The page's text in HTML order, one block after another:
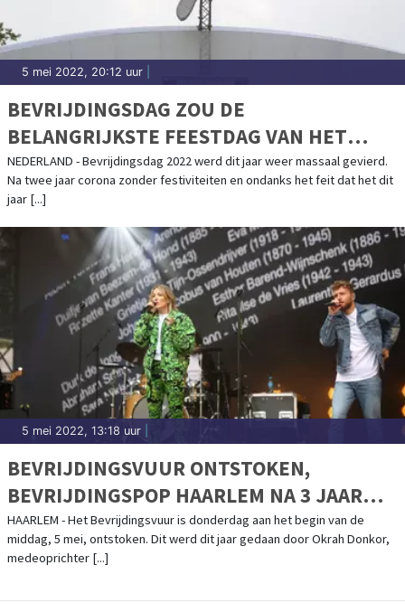
5 mei 2022, 20:12 uur
BEVRIJDINGSDAG ZOU DE
BELANGRIJKSTE FEESTDAG VAN HET
JAAR MOETEN ZIJN
NEDERLAND - Bevrijdingsdag 2022 werd dit jaar weer massaal gevierd.
Na twee jaar corona zonder festiviteiten en ondanks het feit dat het dit
jaar [...]
5 mei 2022, 13:18 uur
BEVRIJDINGSVUUR ONTSTOKEN,
BEVRIJDINGSPOP HAARLEM NA 3 JAAR
WEER VAN START
HAARLEM - Het Bevrijdingsvuur is donderdag aan het begin van de
middag, 5 mei, ontstoken. Dit werd dit jaar gedaan door Okrah Donkor,
medeoprichter [...]